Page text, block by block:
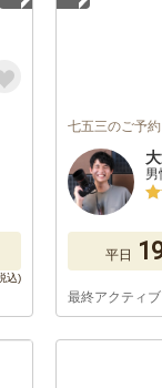
七五三のご予
平日
最終アクティ